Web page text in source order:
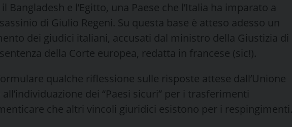
Bangladesh e l’Egitto, una Paese che l’Italia ha imparato a
di Giulio Regeni. Su questa base è atteso adesso un
dei giudici italiani, accusati dal ministro della Giustizia di
della Corte europea, redatta in francese (sic!).
qualche riflessione sulle risposte attese dall’Unione
dei “Paesi sicuri” per i trasferimenti
che altri vincoli giuridici esistono per i respingimenti.